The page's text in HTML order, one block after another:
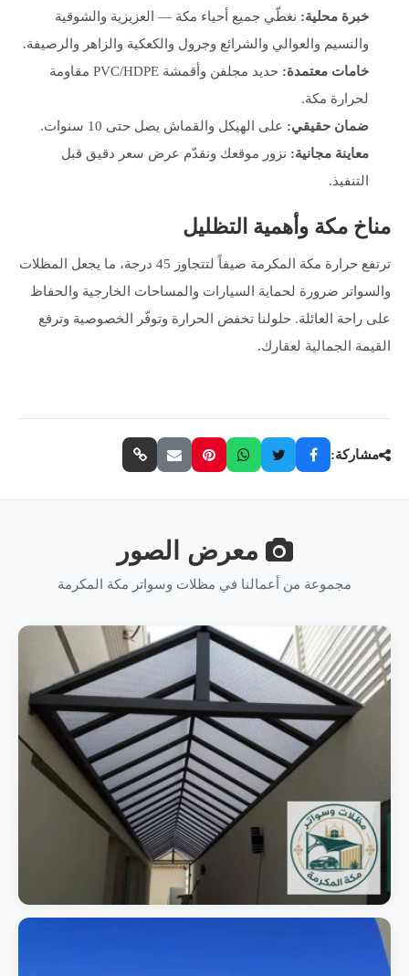
خبرة محلية: نغطّي جميع أحياء مكة — العزيزية والشوقية
والنسيم والعوالي والشرائع وجرول والكعكية والزاهر والرصيفة.
خامات معتمدة:
حديد مجلفن وأقمشة PVC/HDPE مقاومة
لحرارة مكة.
ضمان حقيقي: على الهيكل والقماش يصل حتى 10 سنوات.
معاينة مجانية: نزور موقعك ونقدّم عرض سعر دقيق قبل
التنفيذ.
مناخ مكة وأهمية التظليل
ترتفع حرارة مكة المكرمة صيفاً لتتجاوز 45 درجة، ما يجعل المظلات
والسواتر ضرورة لحماية السيارات والمساحات الخارجية والحفاظ
على راحة العائلة. حلولنا تخفض الحرارة وتوفّر الخصوصية وترفع
القيمة الجمالية لعقارك.
مشاركة:
معرض الصور
مجموعة من أعمالنا في مظلات وسواتر مكة المكرمة